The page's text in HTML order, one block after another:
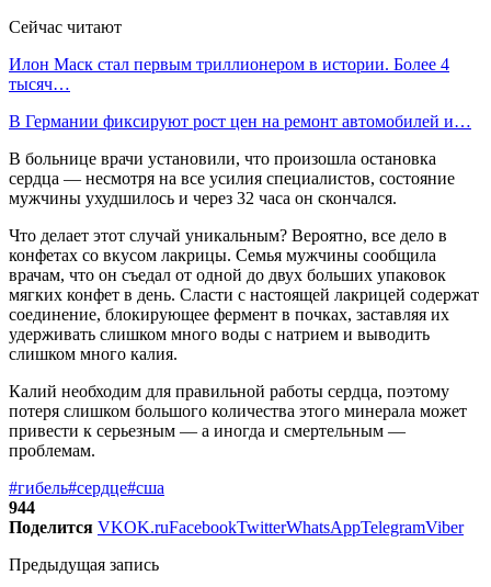
Сейчас читают
Илон Маск стал первым триллионером в истории. Более 4
тысяч…
В Германии фиксируют рост цен на ремонт автомобилей и…
В больнице врачи установили, что произошла остановка
сердца — несмотря на все усилия специалистов, состояние
мужчины ухудшилось и через 32 часа он скончался.
Что делает этот случай уникальным? Вероятно, все дело в
конфетах со вкусом лакрицы. Семья мужчины сообщила
врачам, что он съедал от одной до двух больших упаковок
мягких конфет в день. Сласти с настоящей лакрицей содержат
соединение, блокирующее фермент в почках, заставляя их
удерживать слишком много воды с натрием и выводить
слишком много калия.
Калий необходим для правильной работы сердца, поэтому
потеря слишком большого количества этого минерала может
привести к серьезным — а иногда и смертельным —
проблемам.
#гибель#сердце#сша
944
Поделится VKOK.ruFacebookTwitterWhatsAppTelegramViber
Предыдущая запись